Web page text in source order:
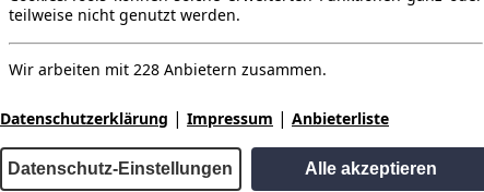
teilweise nicht genutzt werden.
Wir arbeiten mit 228 Anbietern zusammen.
Datenschutzerklärung | Impressum | Anbieterliste
Datenschutz-Einstellungen Alle akzeptieren